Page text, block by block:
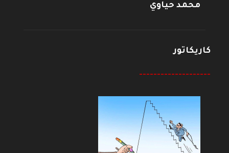
محمد حياوي
كاريكاتور
--------------------